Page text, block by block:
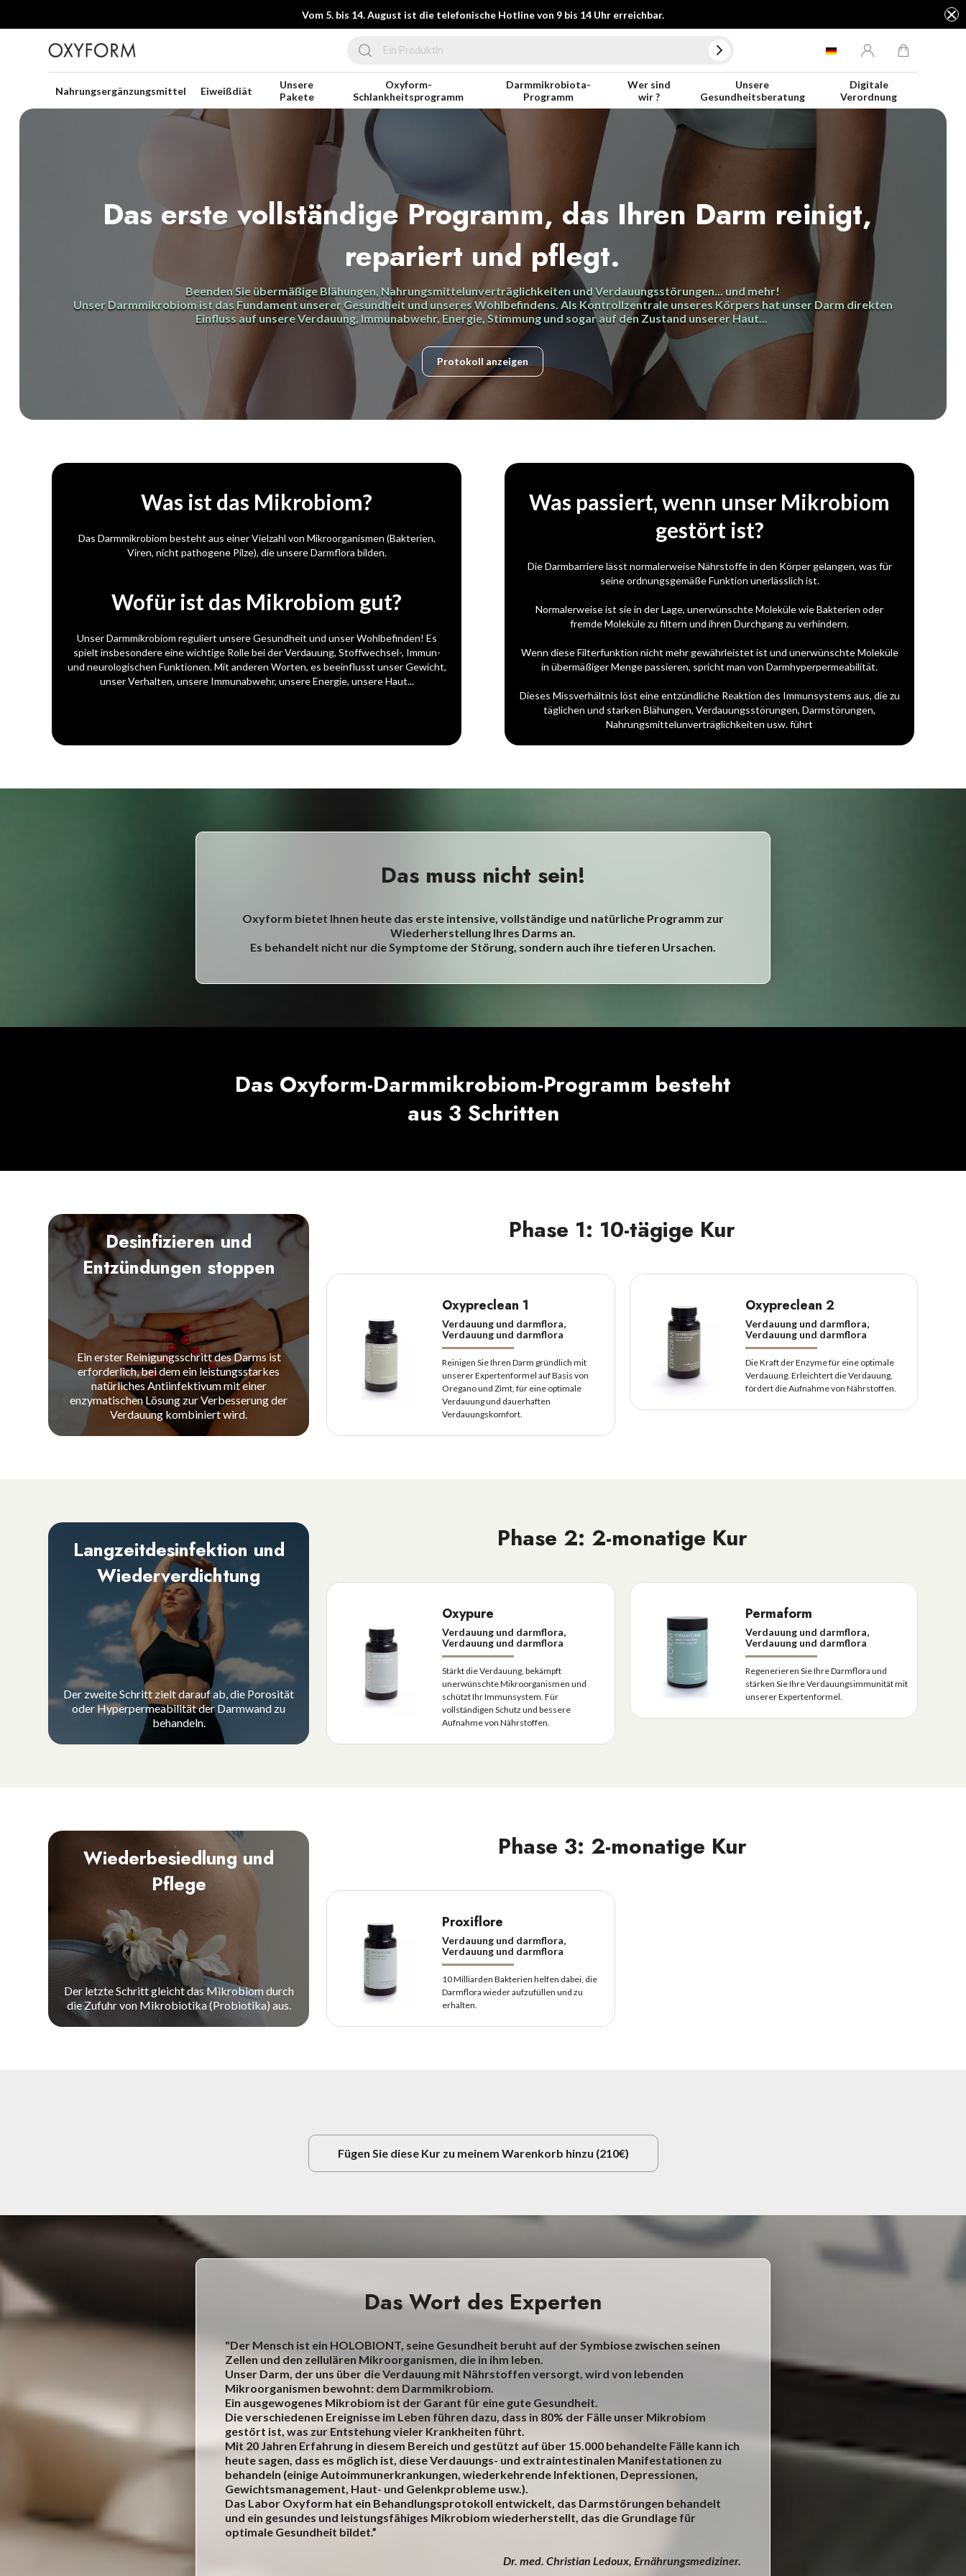
Vom 5. bis 14. August ist die telefonische Hotline von 9 bis 14 Uhr erreichbar.
Nahrungsergänzungsmittel Eiweißdiät
Unsere
Pakete
Oxyform-
Schlankheitsprogramm
Darmmikrobiota-
Programm
Wer sind
wir ?
Unsere
Gesundheitsberatung
Digitale
Verordnung
Das erste vollständige Programm, das Ihren Darm reinigt,
repariert und pflegt.
Beenden Sie übermäßige Blähungen, Nahrungsmittelunverträglichkeiten und Verdauungsstörungen... und mehr!
Unser Darmmikrobiom ist das Fundament unserer Gesundheit und unseres Wohlbefindens. Als Kontrollzentrale unseres Körpers hat unser Darm direkten
Einfluss auf unsere Verdauung, Immunabwehr, Energie, Stimmung und sogar auf den Zustand unserer Haut...
Protokoll anzeigen
Was ist das Mikrobiom?
Das Darmmikrobiom besteht aus einer Vielzahl von Mikroorganismen (Bakterien,
Viren, nicht pathogene Pilze), die unsere Darmflora bilden.
Wofür ist das Mikrobiom gut?
Unser Darmmikrobiom reguliert unsere Gesundheit und unser Wohlbefinden! Es
spielt insbesondere eine wichtige Rolle bei der Verdauung, Stoffwechsel-, Immun-
und neurologischen Funktionen. Mit anderen Worten, es beeinflusst unser Gewicht,
unser Verhalten, unsere Immunabwehr, unsere Energie, unsere Haut...
Was passiert, wenn unser Mikrobiom
gestört ist?
Die Darmbarriere lässt normalerweise Nährstoffe in den Körper gelangen, was für
seine ordnungsgemäße Funktion unerlässlich ist.
Normalerweise ist sie in der Lage, unerwünschte Moleküle wie Bakterien oder
fremde Moleküle zu filtern und ihren Durchgang zu verhindern.
Wenn diese Filterfunktion nicht mehr gewährleistet ist und unerwünschte Moleküle
in übermäßiger Menge passieren, spricht man von Darmhyperpermeabilität.
Dieses Missverhältnis löst eine entzündliche Reaktion des Immunsystems aus, die zu
täglichen und starken Blähungen, Verdauungsstörungen, Darmstörungen,
Nahrungsmittelunverträglichkeiten usw. führt
Das muss nicht sein!
Oxyform bietet Ihnen heute das erste intensive, vollständige und natürliche Programm zur
Wiederherstellung Ihres Darms an.
Es behandelt nicht nur die Symptome der Störung, sondern auch ihre tieferen Ursachen.
Das Oxyform-Darmmikrobiom-Programm besteht
aus 3 Schritten
Desinfizieren und
Entzündungen stoppen
Ein erster Reinigungsschritt des Darms ist
erforderlich, bei dem ein leistungsstarkes
natürliches Antiinfektivum mit einer
enzymatischen Lösung zur Verbesserung der
Verdauung kombiniert wird.
Phase 1: 10-tägige Kur
Oxypreclean 1
Verdauung und darmflora,
Verdauung und darmflora
Reinigen Sie Ihren Darm gründlich mit
unserer Expertenformel auf Basis von
Oregano und Zimt, für eine optimale
Verdauung und dauerhaften
Verdauungskomfort.
Oxypreclean 2
Verdauung und darmflora,
Verdauung und darmflora
Die Kraft der Enzyme für eine optimale
Verdauung. Erleichtert die Verdauung,
fördert die Aufnahme von Nährstoffen.
Langzeitdesinfektion und
Wiederverdichtung
Der zweite Schritt zielt darauf ab, die Porosität
oder Hyperpermeabilität der Darmwand zu
behandeln.
Phase 2: 2-monatige Kur
Oxypure
Verdauung und darmflora,
Verdauung und darmflora
Stärkt die Verdauung, bekämpft
unerwünschte Mikroorganismen und
schützt Ihr Immunsystem. Für
vollständigen Schutz und bessere
Aufnahme von Nährstoffen.
Permaform
Verdauung und darmflora,
Verdauung und darmflora
Regenerieren Sie Ihre Darmflora und
stärken Sie Ihre Verdauungsimmunität mit
unserer Expertenformel.
Wiederbesiedlung und
Pflege
Der letzte Schritt gleicht das Mikrobiom durch
die Zufuhr von Mikrobiotika (Probiotika) aus.
Phase 3: 2-monatige Kur
Proxiflore
Verdauung und darmflora,
Verdauung und darmflora
10 Milliarden Bakterien helfen dabei, die
Darmflora wieder aufzufüllen und zu
erhalten.
Fügen Sie diese Kur zu meinem Warenkorb hinzu (210€)
Das Wort des Experten
"Der Mensch ist ein HOLOBIONT, seine Gesundheit beruht auf der Symbiose zwischen seinen
Zellen und den zellulären Mikroorganismen, die in ihm leben.
Unser Darm, der uns über die Verdauung mit Nährstoffen versorgt, wird von lebenden
Mikroorganismen bewohnt: dem Darmmikrobiom.
Ein ausgewogenes Mikrobiom ist der Garant für eine gute Gesundheit.
Die verschiedenen Ereignisse im Leben führen dazu, dass in 80% der Fälle unser Mikrobiom
gestört ist, was zur Entstehung vieler Krankheiten führt.
Mit 20 Jahren Erfahrung in diesem Bereich und gestützt auf über 15.000 behandelte Fälle kann ich
heute sagen, dass es möglich ist, diese Verdauungs- und extraintestinalen Manifestationen zu
behandeln (einige Autoimmunerkrankungen, wiederkehrende Infektionen, Depressionen,
Gewichtsmanagement, Haut- und Gelenkprobleme usw.).
Das Labor Oxyform hat ein Behandlungsprotokoll entwickelt, das Darmstörungen behandelt
und ein gesundes und leistungsfähiges Mikrobiom wiederherstellt, das die Grundlage für
optimale Gesundheit bildet.”
Dr. med. Christian Ledoux, Ernährungsmediziner.